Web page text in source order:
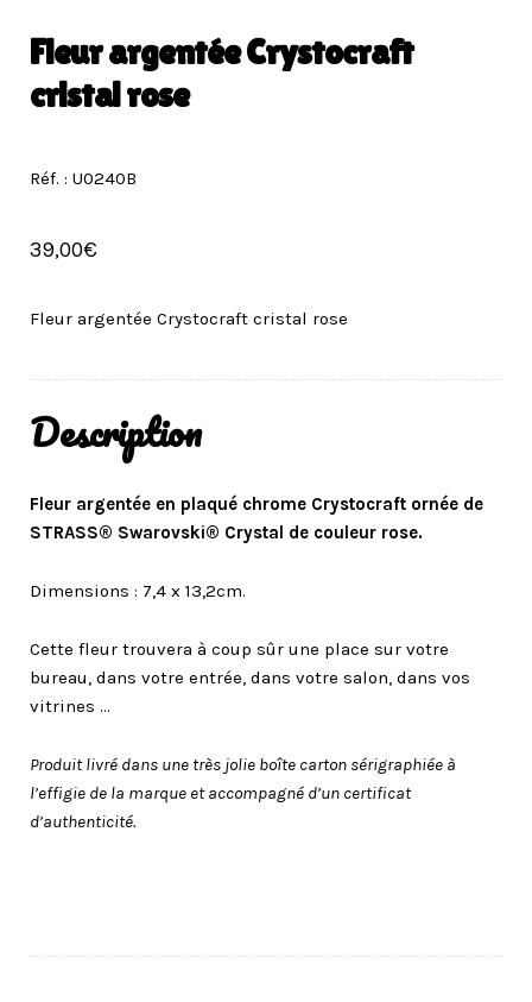
Fleur argentée Crystocraft
cristal rose
Réf. : U0240B
39,00€
Fleur argentée Crystocraft cristal rose
Description
Fleur argentée en plaqué chrome Crystocraft ornée de
STRASS® Swarovski® Crystal de couleur rose.
Dimensions : 7,4 x 13,2cm.
Cette fleur trouvera à coup sûr une place sur votre
bureau, dans votre entrée, dans votre salon, dans vos
vitrines …
Produit livré dans une très jolie boîte carton sérigraphiée à
l’effigie de la marque et accompagné d’un certificat
d’authenticité.